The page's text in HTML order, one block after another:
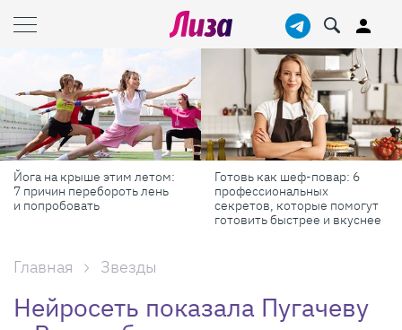
Готовь как шеф-повар: 6
профессиональных
секретов, которые помогут
Масштабные приключения:
самые красивые фестивали
России в августе
Главная Звезды
Нейросеть показала Пугачеву